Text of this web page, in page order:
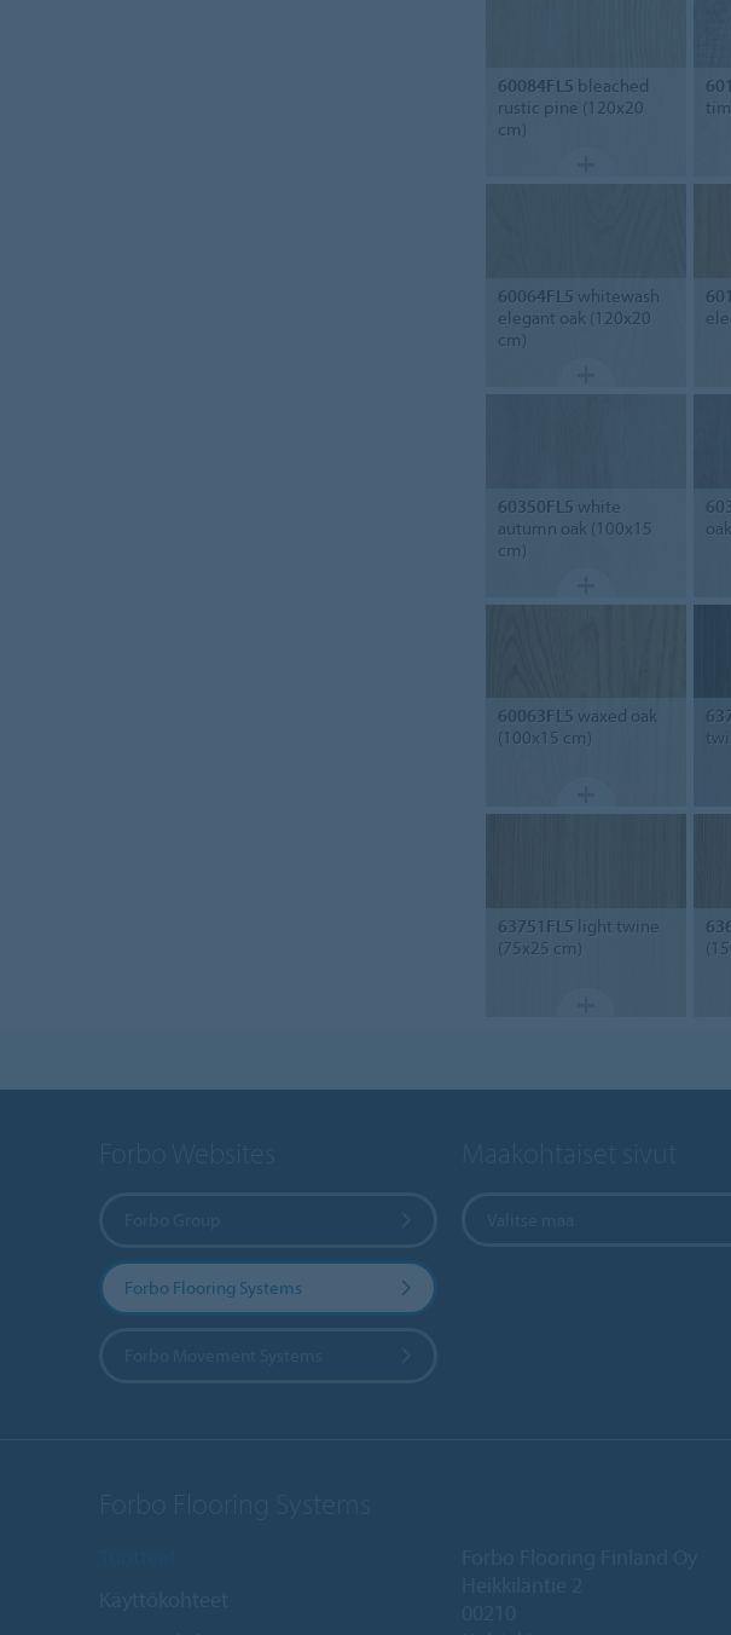
60084FL5 bleached
rustic pine (120x20
cm)
60064FL5 whitewash
elegant oak (120x20
cm)
60350FL5 white
autumn oak (100x15
cm)
60063FL5 waxed oak
(100x15 cm)
63751FL5 light twine
(75x25 cm)
Forbo Flooring Systems